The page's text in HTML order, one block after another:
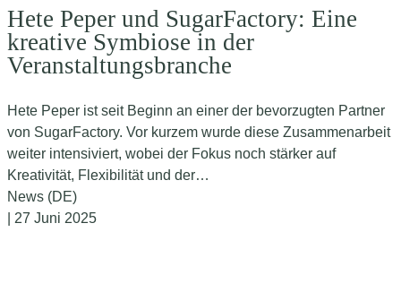
Hete Peper und SugarFactory: Eine
kreative Symbiose in der
Veranstaltungsbranche
Hete Peper ist seit Beginn an einer der bevorzugten Partner
von SugarFactory. Vor kurzem wurde diese Zusammenarbeit
weiter intensiviert, wobei der Fokus noch stärker auf
Kreativität, Flexibilität und der…
News (DE)
| 27 Juni 2025